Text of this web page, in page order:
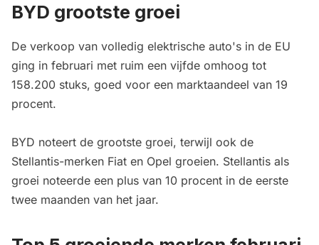
BYD grootste groei
De verkoop van volledig elektrische auto's in de EU
ging in februari met ruim een vijfde omhoog tot
158.200 stuks, goed voor een marktaandeel van 19
procent.
BYD noteert de grootste groei, terwijl ook de
Stellantis-merken Fiat en Opel groeien. Stellantis als
groei noteerde een plus van 10 procent in de eerste
twee maanden van het jaar.